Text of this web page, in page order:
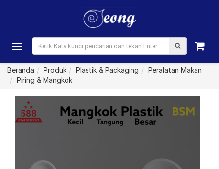
Beranda Produk Plastik & Packaging
Peralatan Makan
Piring & Mangkok